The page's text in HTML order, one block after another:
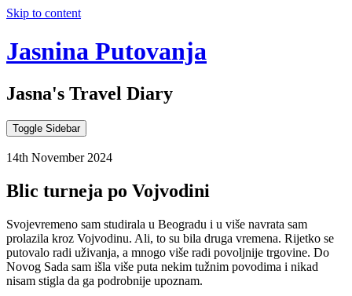
Skip to content
Jasnina Putovanja
Jasna's Travel Diary
Toggle Sidebar
14th November 2024
Blic turneja po Vojvodini
Svojevremeno sam studirala u Beogradu i u više navrata sam
prolazila kroz Vojvodinu. Ali, to su bila druga vremena. Rijetko se
putovalo radi uživanja, a mnogo više radi povoljnije trgovine. Do
Novog Sada sam išla više puta nekim tužnim povodima i nikad
nisam stigla da ga podrobnije upoznam.